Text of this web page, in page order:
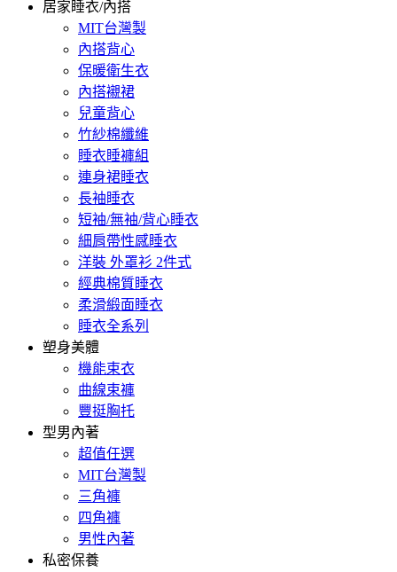
居家睡衣/內搭
MIT台灣製
內搭背心
保暖衛生衣
內搭襯裙
兒童背心
竹紗棉纖維
睡衣睡褲組
連身裙睡衣
長袖睡衣
短袖/無袖/背心睡衣
細肩帶性感睡衣
洋裝 外罩衫 2件式
經典棉質睡衣
柔滑緞面睡衣
睡衣全系列
塑身美體
機能束衣
曲線束褲
豐挺胸托
型男內著
超值任選
MIT台灣製
三角褲
四角褲
男性內著
私密保養